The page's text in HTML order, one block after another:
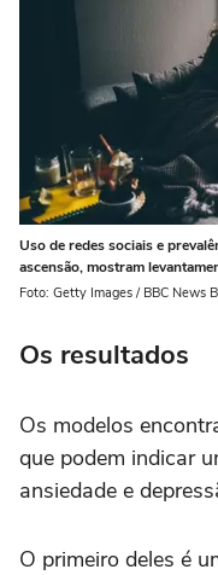
Uso de redes sociais e
ascensão, mostram
Foto: Getty Images / BBC News
Os resultados
Os modelos
que podem indicar
ansiedade e
O primeiro deles é